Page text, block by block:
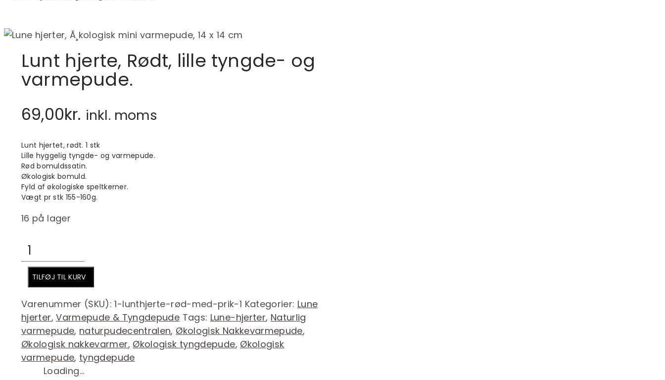
Lunt hjerte, Rødt, lille tyngde- og
varmepude.
69,00kr. inkl. moms
Lunt hjertet, rødt. 1 stk
Lille hyggelig tyngde- og varmepude.
Rød bomuldssatin.
Økologisk bomuld.
Fyld af økologiske speltkerner.
Vægt pr stk 155-160g.
16 på lager
hjerte,
Rødt,
lille
og
varmepude.
antal
TILFØJ TIL KURV
Varenummer (SKU):1-lunthjerte-rød-med-prik-1 Kategorier: Lune
hjerter,Varmepude & Tyngdepude Tags: Lune-hjerter, Naturlig
varmepude, naturpudecentralen, Økologisk Nakkevarmepude,
Økologisk nakkevarmer, Økologisk tyngdepude, Økologisk
varmepude, tyngdepude
Loading...